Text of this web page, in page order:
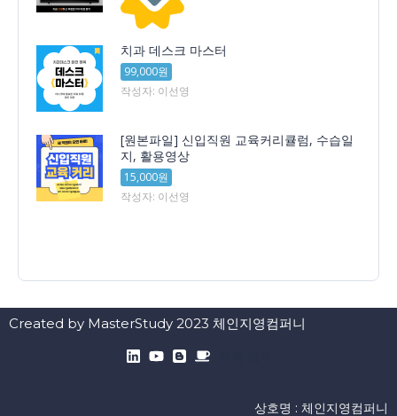
치과 데스크 마스터
99,000원
작성자: 이선영
[원본파일] 신입직원 교육커리큘럼, 수습일
지, 활용영상
15,000원
작성자: 이선영
Created by MasterStudy 2023 체인지영컴퍼니
상호명 : 체인지영컴퍼니